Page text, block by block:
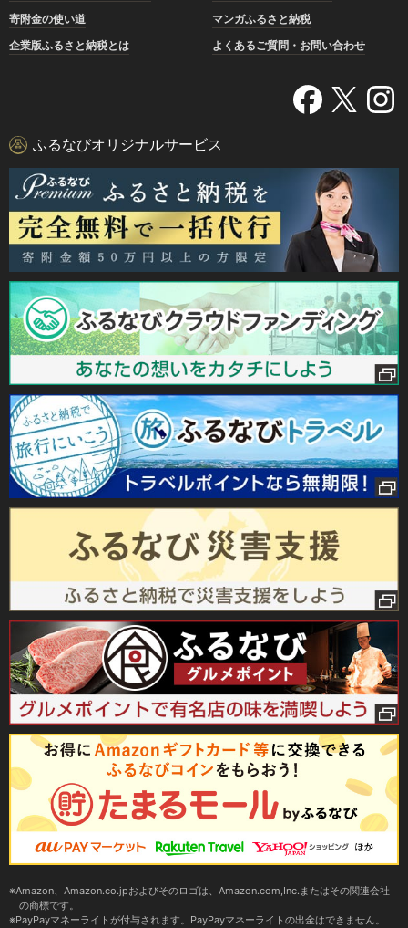
寄附金の使い道
マンガふるさと納税
企業版ふるさと納税とは
よくあるご質問・お問い合わせ
ふるなびオリジナルサービス
Amazon、Amazon.co.jpおよびそのロゴは、Amazon.com,Inc.またはその関連会社
の商標です。
PayPayマネーライトが付与されます。PayPayマネーライトの出金はできません。